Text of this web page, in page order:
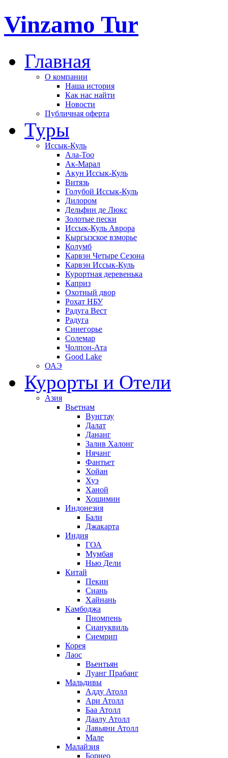
Vinzamo Tur
Главная
О компании
Наша история
Как нас найти
Новости
Публичная оферта
Туры
Иссык-Куль
Ала-Тоо
Ак-Марал
Акун Иссык-Куль
Витязь
Голубой Иссык-Куль
Дилором
Дельфин де Люкс
Золотые пески
Иссык-Куль Аврора
Кыргызское взморье
Колумб
Карвэн Четыре Сезона
Карвэн Иссык-Куль
Курортная деревенька
Каприз
Охотный двор
Рохат НБУ
Радуга Вест
Радуга
Синегорье
Солемар
Чолпон-Ата
Good Lake
ОАЭ
Курорты и Отели
Азия
Вьетнам
Вунгтау
Далат
Дананг
Залив Халонг
Нячанг
Фантьет
Хойан
Хуэ
Ханой
Хошимин
Индонезия
Бали
Джакарта
Индия
ГОА
Мумбая
Нью Дели
Китай
Пекин
Сиань
Хайнань
Камбоджа
Пномпень
Сиануквиль
Сиемрип
Корея
Лаос
Вьентьян
Луанг Прабанг
Мальдивы
Адду Атолл
Ари Атолл
Баа Атолл
Даалу Атолл
Лавьяни Атолл
Мале
Малайзия
Борнео